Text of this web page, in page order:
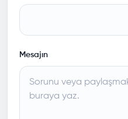
Mesajın